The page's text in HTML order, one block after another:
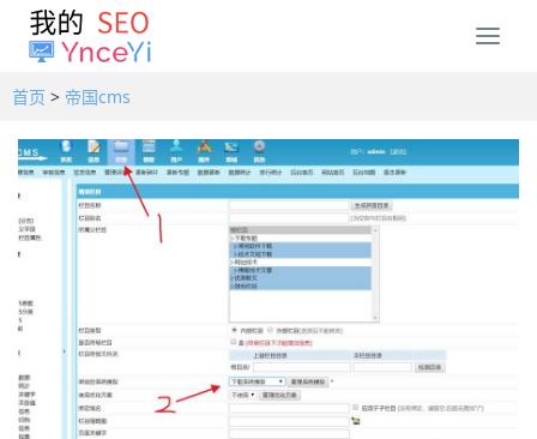
T
l
e
n
首页 > 帝国cms